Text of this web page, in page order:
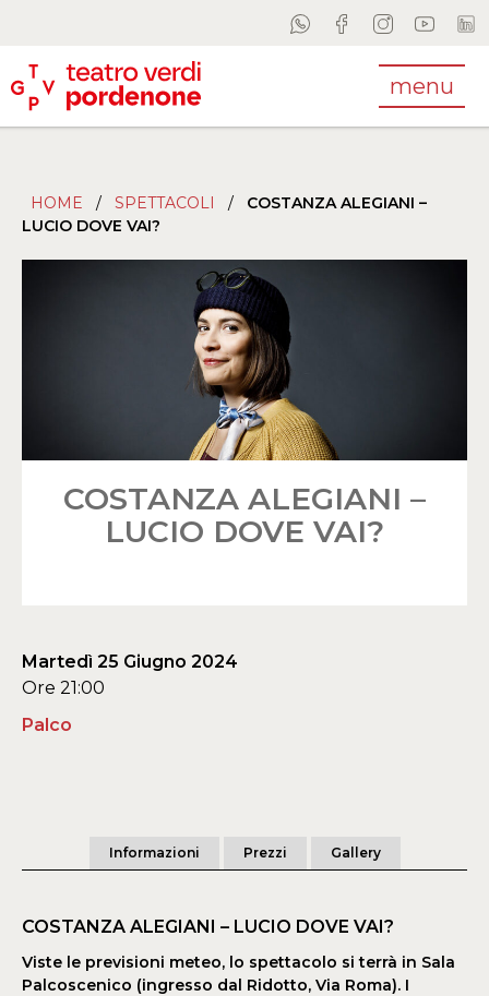
menu
HOME / SPETTACOLI /
COSTANZA ALEGIANI –
LUCIO DOVE VAI?
COSTANZA ALEGIANI –
LUCIO DOVE VAI?
Martedì 25 Giugno 2024
Ore 21:00
Palco
Informazioni Prezzi Gallery
COSTANZA ALEGIANI – LUCIO DOVE VAI?
Viste le previsioni meteo, lo spettacolo si terrà in Sala
Palcoscenico (ingresso dal Ridotto, Via Roma). I